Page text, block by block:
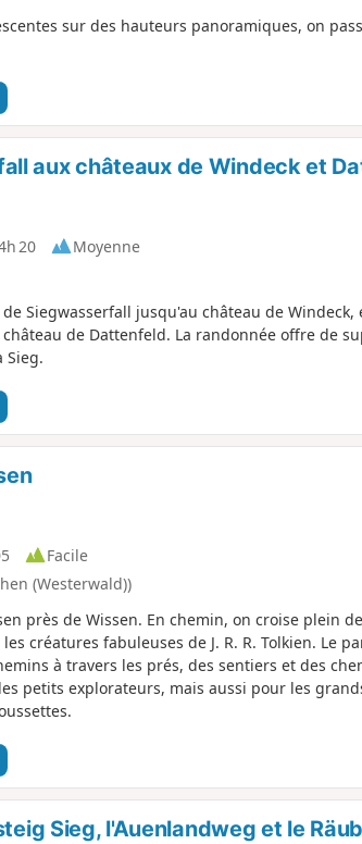
sur des hauteurs panoramiques, on
aux châteaux de Windeck et
20
Moyenne
Siegwasserfall jusqu'au château de Windeck,
de Dattenfeld. La randonnée offre de
Sieg.
Facile
(Westerwald))
près de Wissen. En chemin, on croise plein
créatures fabuleuses de J. R. R. Tolkien. Le
à travers les prés, des sentiers et des
petits explorateurs, mais aussi pour les
Sieg, l'Auenlandweg et le